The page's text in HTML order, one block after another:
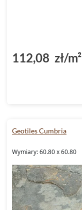
112,08 zł/m²
Geotiles Cumbria
Wymiary: 60.80 x 60.80